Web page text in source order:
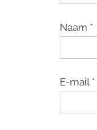
Naam *
E-mail *